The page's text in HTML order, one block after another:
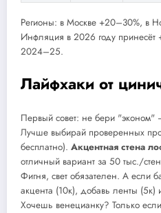
Регионы: в Москве +20–30%, в
Инфляция в 2026 году
2024–25.
Лайфхаки от
Первый совет: не бери "эконом"
Лучше выбирай проверенных
бесплатно). Акцентная стена
отличный вариант за 50 тыс./
Фигня, свет обязателен. А если
акцента (10к), добавь ленты (5к)
Хочешь венецианку? Только